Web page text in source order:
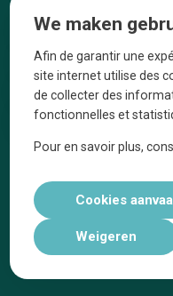
Home
De beste adressen
Blog
Winkelwijken
Tops 10
We maken
Afin de garantir une
site internet utilise des
de collecter des
fonctionnelles et
Pour en savoir plus,
Cookies
Weigeren